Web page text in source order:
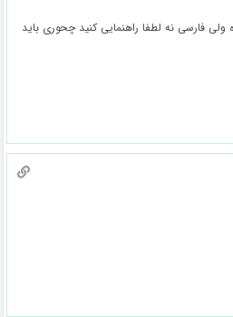
ولی فارسی نه لطفا راهنمایی کنید چحوری باید